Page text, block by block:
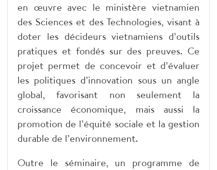
en œuvre avec le ministère vietnamien
des Sciences et des Technologies, visant à
doter les décideurs vietnamiens d’outils
pratiques et fondés sur des preuves. Ce
projet permet de concevoir et d’évaluer
les politiques d’innovation sous un angle
global, favorisant non seulement la
croissance économique, mais aussi la
promotion de l’équité sociale et la gestion
durable de l’environnement.
Outre le séminaire, un programme de